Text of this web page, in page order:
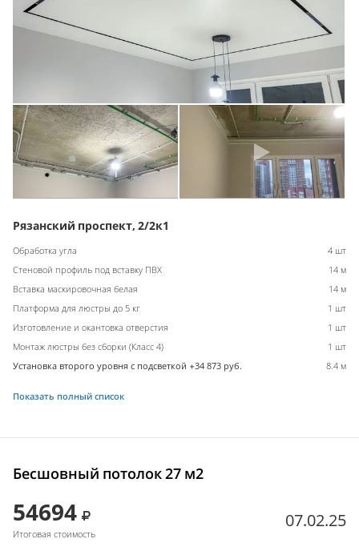
Рязанский проспект, 2/2к1
Обработка угла
4 шт
Стеновой профиль под вставку ПВХ
14 м
Вставка маскировочная белая
14 м
Платформа для люстры до 5 кг
1 шт
Изготовление и окантовка отверстия
1 шт
Монтаж люстры без сборки (Класс 4)
1 шт
Установка второго уровня с подсветкой +34 873 руб.
8.4 м
Показать полный список
Бесшовный потолок 27 м2
54694
Итоговая стоимость
07.02.25